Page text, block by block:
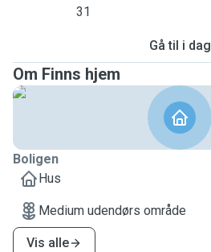
31
Gå til i dag
Om Finns hjem
Boligen
Hus
Medium udendørs område
Vis alle